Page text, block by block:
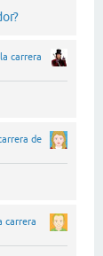
la carrera
de
carrera